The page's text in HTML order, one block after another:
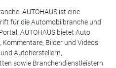
AUTOHAUS ist eine
für die Automobilbranche und
AUTOHAUS bietet Auto
Bilder und Videos
Autoherstellern,
sowie Branchendienstleistern